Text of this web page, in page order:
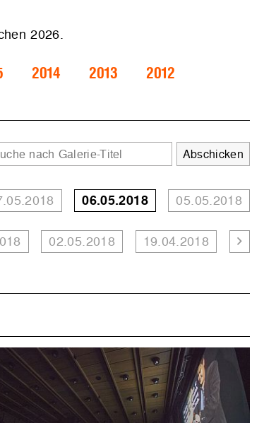
2026.
2014 2013
2012
06.05.2018 05.05.2018
02.05.2018 19.04.2018